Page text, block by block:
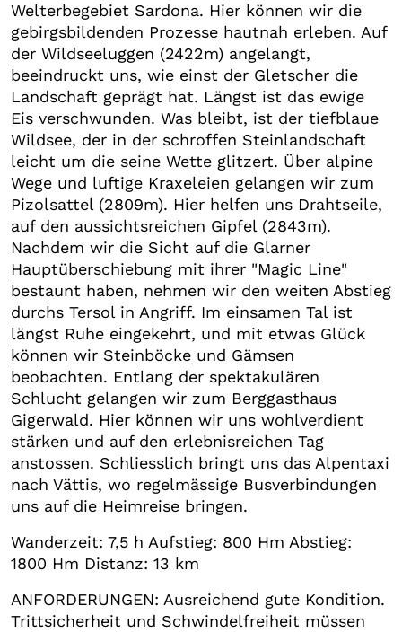
Welterbegebiet Sardona. Hier können wir die
gebirgsbildenden Prozesse hautnah erleben. Auf
der Wildseeluggen (2422m) angelangt,
beeindruckt uns, wie einst der Gletscher die
Landschaft geprägt hat. Längst ist das ewige
Eis verschwunden. Was bleibt, ist der tiefblaue
Wildsee, der in der schroffen Steinlandschaft
leicht um die seine Wette glitzert. Über alpine
Wege und luftige Kraxeleien gelangen wir zum
Pizolsattel (2809m). Hier helfen uns Drahtseile,
auf den aussichtsreichen Gipfel (2843m).
Nachdem wir die Sicht auf die Glarner
Hauptüberschiebung mit ihrer "Magic Line"
bestaunt haben, nehmen wir den weiten Abstieg
durchs Tersol in Angriff. Im einsamen Tal ist
längst Ruhe eingekehrt, und mit etwas Glück
können wir Steinböcke und Gämsen
beobachten. Entlang der spektakulären
Schlucht gelangen wir zum Berggasthaus
Gigerwald. Hier können wir uns wohlverdient
stärken und auf den erlebnisreichen Tag
anstossen. Schliesslich bringt uns das Alpentaxi
nach Vättis, wo regelmässige Busverbindungen
uns auf die Heimreise bringen.
Wanderzeit: 7,5 h Aufstieg: 800 Hm Abstieg:
1800 Hm Distanz: 13 km
ANFORDERUNGEN: Ausreichend gute Kondition.
Trittsicherheit und Schwindelfreiheit müssen